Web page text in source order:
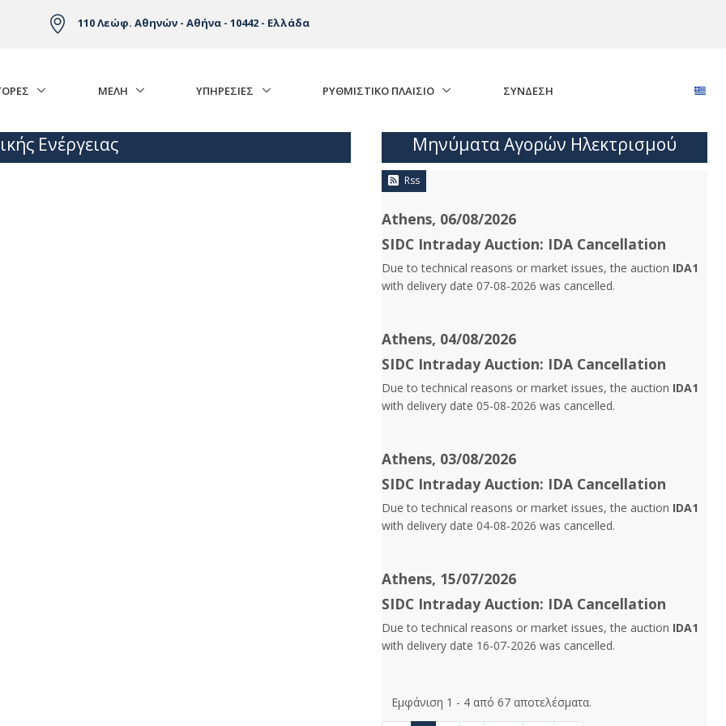
110 Λεώφ. Αθηνών - Αθήνα - 10442 - Ελλάδα
ΜΕΛΗ ΥΠΗΡΕΣΙΕΣ ΡΥΘΜΙΣΤΙΚΟ ΠΛΑΙΣΙΟ ΣΎΝΔΕΣΗ
Ενέργειας Μηνύματα Αγορών Ηλεκτρισμού
Rss
Athens, 06/08/2026
SIDC Intraday Auction: IDA Cancellation
Due to technical reasons or market issues, the auction IDA1
with delivery date 07-08-2026 was cancelled.
Athens, 04/08/2026
SIDC Intraday Auction: IDA Cancellation
Due to technical reasons or market issues, the auction IDA1
with delivery date 05-08-2026 was cancelled.
Athens, 03/08/2026
SIDC Intraday Auction: IDA Cancellation
Due to technical reasons or market issues, the auction IDA1
with delivery date 04-08-2026 was cancelled.
Athens, 15/07/2026
SIDC Intraday Auction: IDA Cancellation
Due to technical reasons or market issues, the auction IDA1
with delivery date 16-07-2026 was cancelled.
Εμφάνιση 1 - 4 από 67 αποτελέσματα.